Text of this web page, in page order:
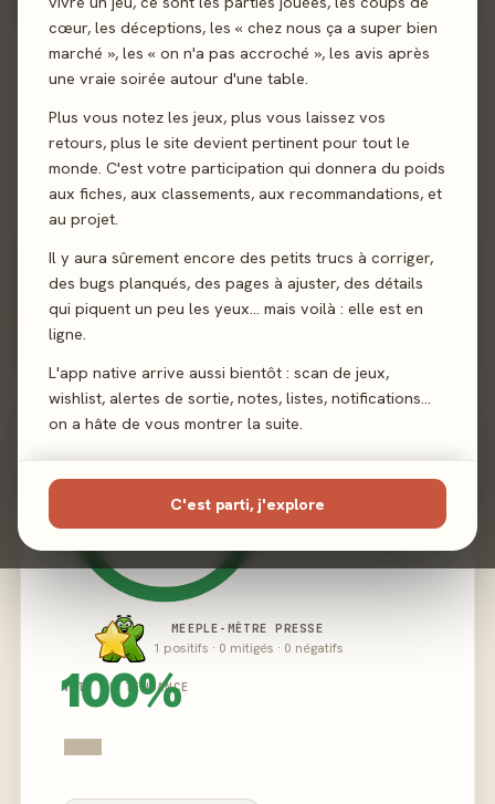
cœur, les déceptions, les « chez nous ça a super bien
marché », les « on n'a pas accroché », les avis après
une vraie soirée autour d'une table.
Plus vous notez les jeux, plus vous laissez vos
retours, plus le site devient pertinent pour tout le
monde. C'est votre participation qui donnera du poids
aux fiches, aux classements, aux recommandations, et
au projet.
Il y aura sûrement encore des petits trucs à corriger,
des bugs planqués, des pages à ajuster, des détails
qui piquent un peu les yeux… mais voilà : elle est en
ligne.
L'app native arrive aussi bientôt : scan de jeux,
wishlist, alertes de sortie, notes, listes, notifications…
on a hâte de vous montrer la suite.
C'est parti, j'explore
Sortie 4 octobre 2024
Thomas Dagenais-Lespérance
Illustration Cathon
Éditeur
02 - LE VERDICT
100%
MEEPLE-MÈTRE PRESSE
1 positifs · 0 mitigés · 0 négatifs
NOTE DE TENDANCE
-